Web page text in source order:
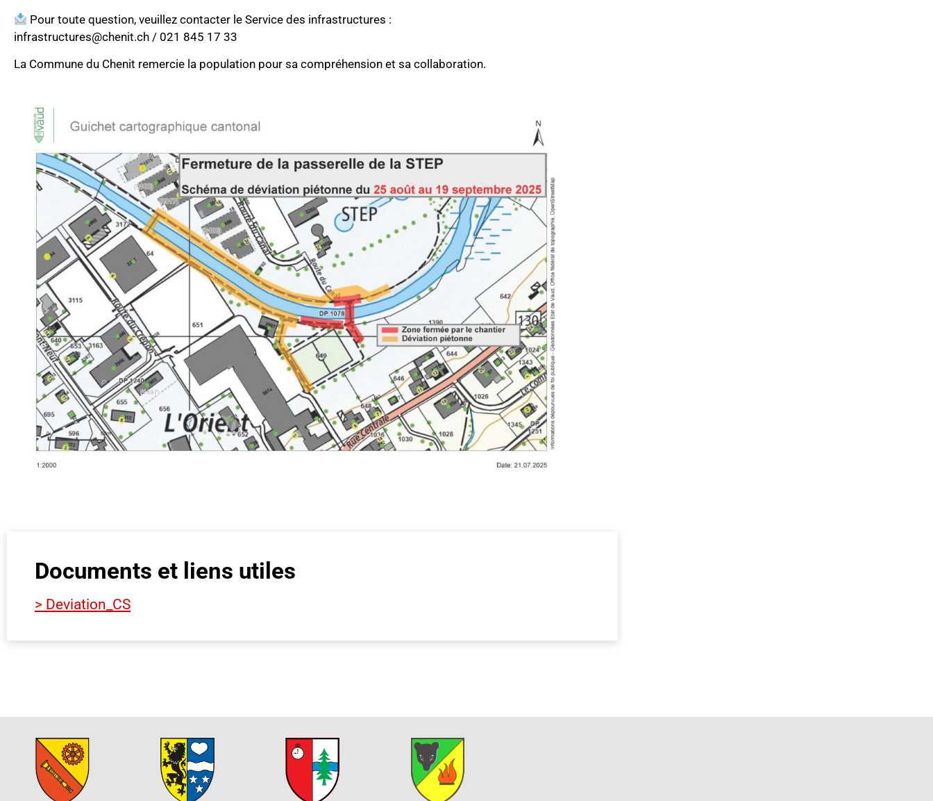
Pour toute question, veuillez contacter le Service des infrastructures :
infrastructures@chenit.ch / 021 845 17 33
La Commune du Chenit remercie la population pour sa compréhension et sa collaboration.
Documents et liens utiles
> Deviation_CS